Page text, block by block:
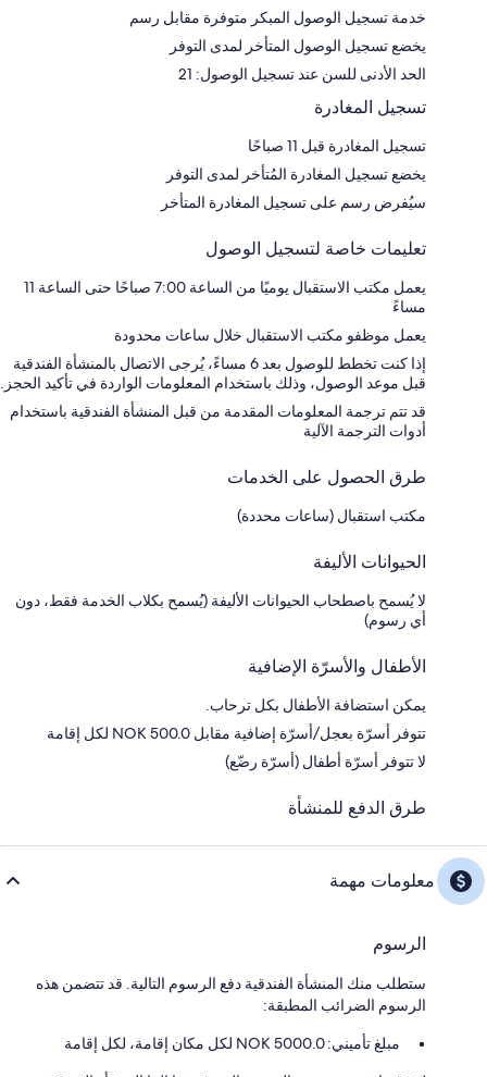
خدمة تسجيل الوصول المبكر متوفرة مقابل رسم
يخضع تسجيل الوصول المتأخر لمدى التوفر
الحد الأدنى للسن عند تسجيل الوصول: 21
تسجيل المغادرة
تسجيل المغادرة قبل 11 صباحًا
يخضع تسجيل المغادرة المُتأخر لمدى التوفر
سيُفرض رسم على تسجيل المغادرة المتأخر
تعليمات خاصة لتسجيل الوصول
يعمل مكتب الاستقبال يوميًا من الساعة 7:00 صباحًا حتى الساعة 11
مساءً
يعمل موظفو مكتب الاستقبال خلال ساعات محدودة
إذا كنت تخطط للوصول بعد 6 مساءً، يُرجى الاتصال بالمنشأة الفندقية
قبل موعد الوصول، وذلك باستخدام المعلومات الواردة في تأكيد الحجز.
قد تتم ترجمة المعلومات المقدمة من قبل المنشأة الفندقية باستخدام
أدوات الترجمة الآلية
طرق الحصول على الخدمات
مكتب استقبال (ساعات محددة)
الحيوانات الأليفة
لا يُسمح باصطحاب الحيوانات الأليفة (يُسمح بكلاب الخدمة فقط، دون
أي رسوم)
الأطفال والأسرّة الإضافية
يمكن استضافة الأطفال بكل ترحاب.
تتوفر أسرّة بعجل/أسرّة إضافية مقابل NOK 500.0 لكل إقامة
لا تتوفر أسرّة أطفال (أسرّة رضّع)
طرق الدفع للمنشأة
معلومات مهمة
الرسوم
ستطلب منك المنشأة الفندقية دفع الرسوم التالية. قد تتضمن هذه
الرسوم الضرائب المطبقة:
مبلغ تأميني: 5000.0 NOK لكل مكان إقامة، لكل إقامة